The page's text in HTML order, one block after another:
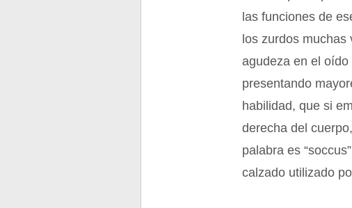
las funciones de
los zurdos
agudeza en el oído
presentando
habilidad, que si
derecha del
palabra es
calzado utilizado